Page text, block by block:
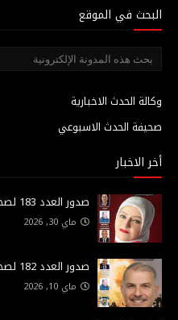
البحث في الموقع
وكالة الحدث الاخبارية
صحيفة الحدث الاسبوعي
أخر الاخبار
صدور العدد 183 لصحيفة الحدث الاسبوعي من لندن
ماي 30, 2026
صدور العدد 182 لصحيفة الحدث الاسبوعي من لندن
ماي 10, 2026